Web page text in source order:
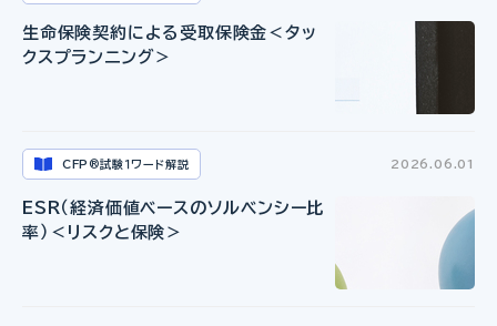
生命保険契約による受取保険金＜タッ
クスプランニング＞
CFP ®試験１ワード解説 2026.06.01
ESR（経済価値ベースのソルベンシー比
率）＜リスクと保険＞